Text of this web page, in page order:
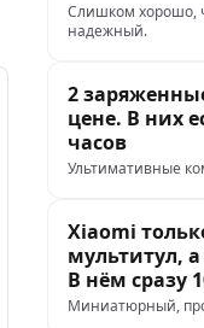
Слишком хорошо,
надежный.
2
цене. В них
часов
Ультимативные
Xiaomi
мультитул,
В нём сразу
Миниатюрный,